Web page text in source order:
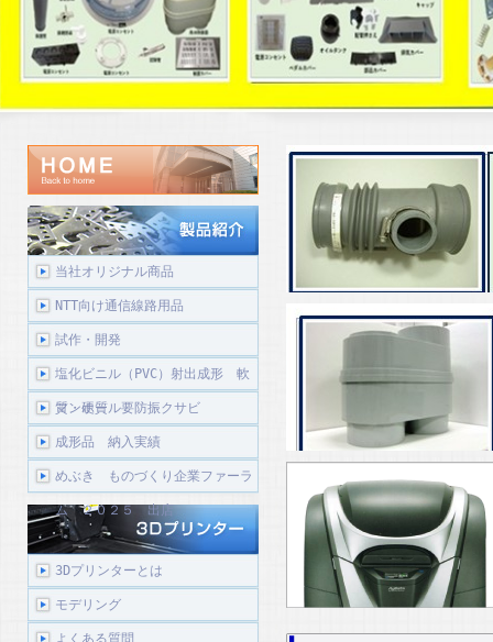
当社オリジナル商品
NTT向け通信線路用品
試作・開発
塩化ビニル（PVC）射出成形 軟
質・硬質
マンホール要防振クサビ
成形品 納入実績
めぶき ものづくり企業ファーラ
ム ２０２５ 出店
3Dプリンターとは
モデリング
よくある質問